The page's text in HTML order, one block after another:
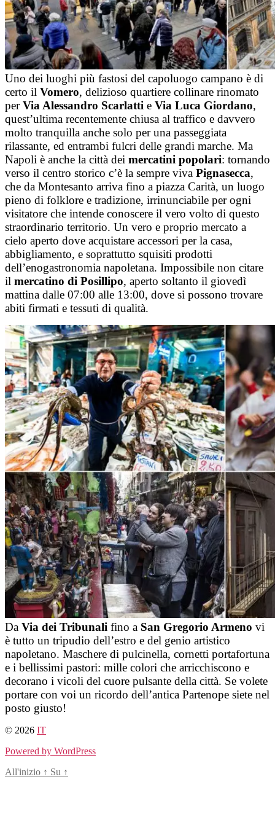
Uno dei luoghi più fastosi del capoluogo campano è di
certo il Vomero, delizioso quartiere collinare rinomato
perVia Alessandro Scarlatti e Via Luca Giordano,
quest’ultima recentemente chiusa al traffico e davvero
molto tranquilla anche solo per una passeggiata
rilassante, ed entrambi fulcri delle grandi marche. Ma
Napoli è anche la città dei mercatini popolari: tornando
verso il centro storico c’è la sempre viva Pignasecca,
che da Montesanto arriva fino a piazza Carità, un luogo
pieno di folklore e tradizione, irrinunciabile per ogni
visitatore che intende conoscere il vero volto di questo
straordinario territorio. Un vero e proprio mercato a
cielo aperto dove acquistare accessori per la casa,
abbigliamento, e soprattutto squisiti prodotti
dell’enogastronomia napoletana. Impossibile non citare
il mercatino di Posillipo, aperto soltanto il giovedì
mattina dalle 07:00 alle 13:00, dove si possono trovare
abiti firmati e tessuti di qualità.
Da Via dei Tribunali fino a San Gregorio Armeno vi
è tutto un tripudio dell’estro e del genio artistico
napoletano. Maschere di pulcinella, cornetti portafortuna
e i bellissimi pastori: mille colori che arricchiscono e
decorano i vicoli del cuore pulsante della città. Se volete
portare con voi un ricordo dell’antica Partenope siete nel
posto giusto!
© 2026 IT
Powered by WordPress
All'inizio ↑ Su ↑